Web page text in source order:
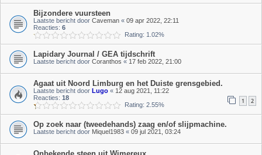
Bijzondere vuursteen
Laatste bericht door Caveman « 09 apr 2022, 22:11
Reacties: 6
Rating: 1.02%
Lapidary Journal / GEA tijdschrift
Laatste bericht door Coranthos « 17 feb 2022, 21:00
Agaat uit Noord Limburg en het Duiste grensgebied.
Laatste bericht door Lugo « 12 aug 2021, 11:22
Reacties: 18 1 2
Rating: 2.55%
Op zoek naar (tweedehands) zaag en/of slijpmachine.
Laatste bericht door Miquel1983 « 09 jul 2021, 03:24